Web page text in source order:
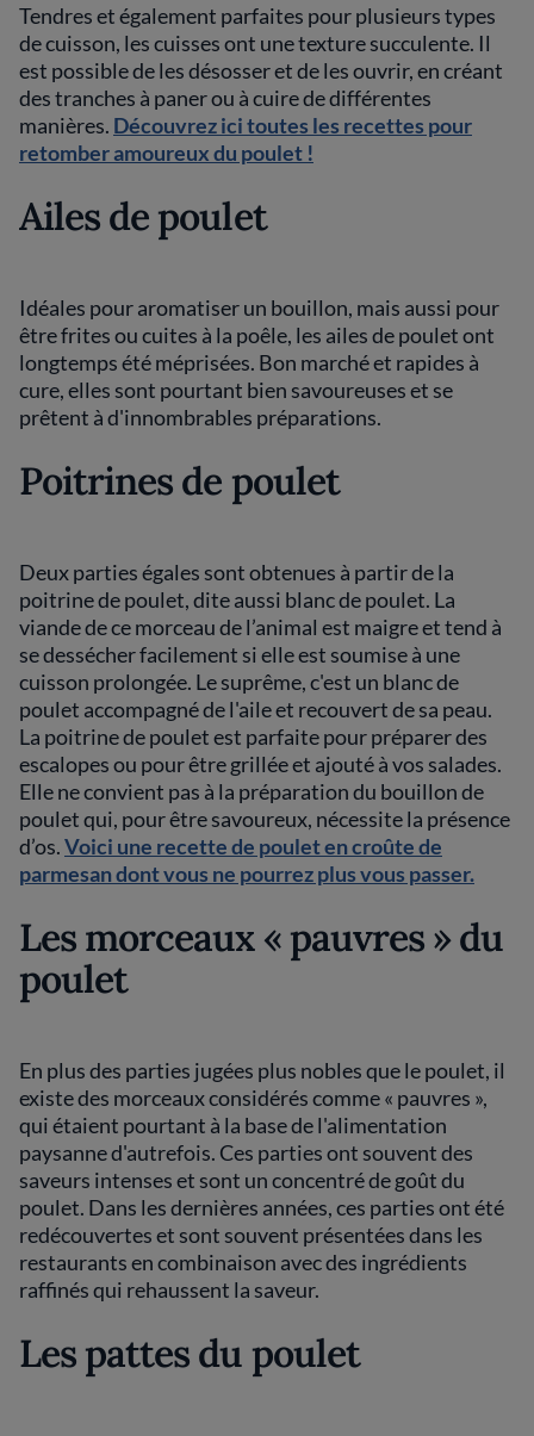
Tendres et également parfaites pour plusieurs types
de cuisson, les cuisses ont une texture succulente. Il
est possible de les désosser et de les ouvrir, en créant
des tranches à paner ou à cuire de différentes
manières. Découvrez ici toutes les recettes pour
retomber amoureux du poulet !
Ailes de poulet
Idéales pour aromatiser un bouillon, mais aussi pour
être frites ou cuites à la poêle, les ailes de poulet ont
longtemps été méprisées. Bon marché et rapides à
cure, elles sont pourtant bien savoureuses et se
prêtent à d'innombrables préparations.
Poitrines de poulet
Deux parties égales sont obtenues à partir de la
poitrine de poulet, dite aussi blanc de poulet. La
viande de ce morceau de l’animal est maigre et tend à
se dessécher facilement si elle est soumise à une
cuisson prolongée. Le suprême, c'est un blanc de
poulet accompagné de l'aile et recouvert de sa peau.
La poitrine de poulet est parfaite pour préparer des
escalopes ou pour être grillée et ajouté à vos salades.
Elle ne convient pas à la préparation du bouillon de
poulet qui, pour être savoureux, nécessite la présence
d’os.Voici une recette de poulet en croûte de
parmesan dont vous ne pourrez plus vous passer.
Les morceaux « pauvres » du
poulet
En plus des parties jugées plus nobles que le poulet, il
existe des morceaux considérés comme « pauvres »,
qui étaient pourtant à la base de l'alimentation
paysanne d'autrefois. Ces parties ont souvent des
saveurs intenses et sont un concentré de goût du
poulet. Dans les dernières années, ces parties ont été
redécouvertes et sont souvent présentées dans les
restaurants en combinaison avec des ingrédients
raffinés qui rehaussent la saveur.
Les pattes du poulet